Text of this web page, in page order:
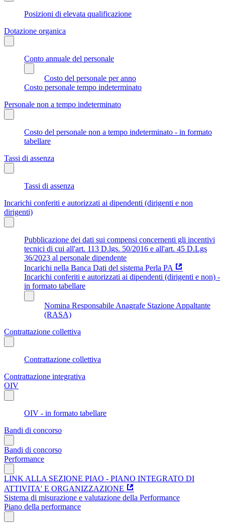
Posizioni di elevata qualificazione
Dotazione organica
Conto annuale del personale
Costo del personale per anno
Costo personale tempo indeterminato
Personale non a tempo indeterminato
Costo del personale non a tempo indeterminato - in formato
tabellare
Tassi di assenza
Tassi di assenza
Incarichi conferiti e autorizzati ai dipendenti (dirigenti e non
dirigenti)
Pubblicazione dei dati sui compensi concernenti gli incentivi
tecnici di cui all'art. 113 D.lgs. 50/2016 e all'art. 45 D.Lgs
36/2023 al personale dipendente
Incarichi nella Banca Dati del sistema Perla PA
Incarichi conferiti e autorizzati ai dipendenti (dirigenti e non) -
in formato tabellare
Nomina Responsabile Anagrafe Stazione Appaltante
(RASA)
Contrattazione collettiva
Contrattazione collettiva
Contrattazione integrativa
OIV
OIV - in formato tabellare
Bandi di concorso
Bandi di concorso
Performance
LINK ALLA SEZIONE PIAO - PIANO INTEGRATO DI
ATTIVITA' E ORGANIZZAZIONE
Sistema di misurazione e valutazione della Performance
Piano della performance